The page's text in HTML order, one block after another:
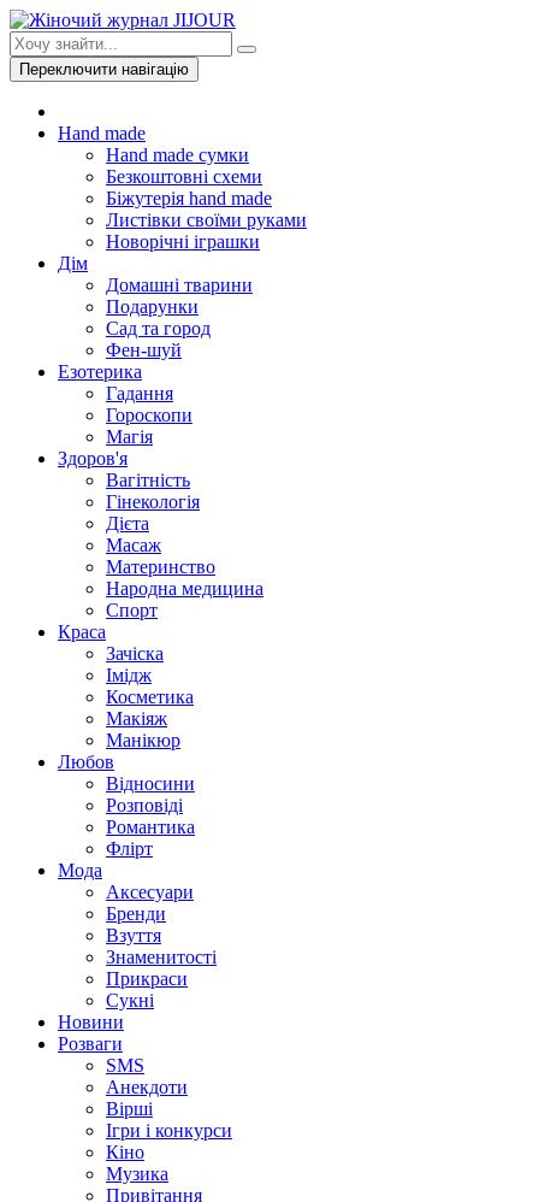
Переключити навігацію
Hand made
Hand made сумки
Безкоштовні схеми
Біжутерія hand made
Листівки своїми руками
Новорічні іграшки
Дім
Домашні тварини
Подарунки
Сад та город
Фен-шуй
Езотерика
Гадання
Гороскопи
Магія
Здоров'я
Вагітність
Гінекологія
Дієта
Масаж
Материнство
Народна медицина
Спорт
Краса
Зачіска
Імідж
Косметика
Макіяж
Манікюр
Любов
Відносини
Розповіді
Романтика
Флірт
Мода
Аксесуари
Бренди
Взуття
Знаменитості
Прикраси
Сукні
Новини
Розваги
SMS
Анекдоти
Вірші
Ігри і конкурси
Кіно
Музика
Привітання